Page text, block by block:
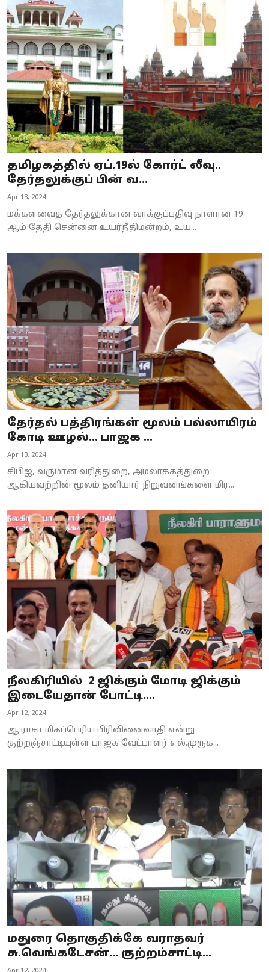
தமிழகத்தில் ஏப்.19ல் கோர்ட் லீவு..
தேர்தலுக்குப் பின் வ...
Apr 13, 2024
மக்களவைத் தேர்தலுக்கான வாக்குப்பதிவு நாளான 19
ஆம் தேதி சென்னை உயர்நீதிமன்றம், உய...
தேர்தல் பத்திரங்கள் மூலம் பல்லாயிரம்
கோடி ஊழல்... பாஜக ...
Apr 13, 2024
சிபிஐ, வருமான வரித்துறை, அமலாக்கத்துறை
ஆகியவற்றின் மூலம் தனியார் நிறுவனங்களை மிர...
நீலகிரியில் 2 ஜிக்கும் மோடி ஜிக்கும்
இடையேதான் போட்டி....
Apr 12, 2024
ஆ.ராசா மிகப்பெரிய பிரிவினைவாதி என்று
குற்றஞ்சாட்டியுள்ள பாஜக வேட்பாளர் எல்.முருக...
மதுரை தொகுதிக்கே வராதவர்
சு.வெங்கடேசன்... குற்றம்சாட்டி...